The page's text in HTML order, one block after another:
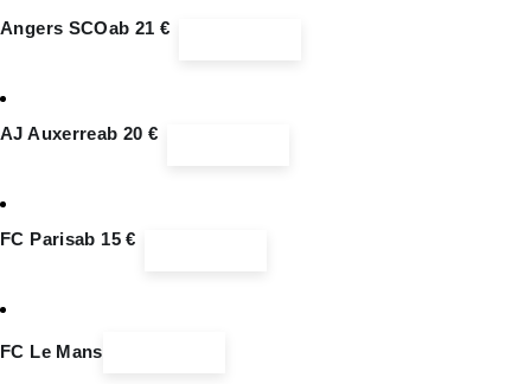
Angers SCOab 21 €
AJ Auxerreab 20 €
FC Parisab 15 €
FC Le Mans